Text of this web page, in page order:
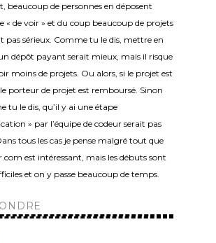
beaucoup de personnes en déposent
« de voir » et du coup beaucoup de projets
pas sérieux. Comme tu le dis, mettre en
dépôt payant serait mieux, mais il risque
moins de projets. Ou alors, si le projet est
porteur de projet est remboursé. Sinon
tu le dis, qu’il y ai une étape
» par l’équipe de codeur serait pas
tous les cas je pense malgré tout que
est intéressant, mais les débuts sont
et on y passe beaucoup de temps.